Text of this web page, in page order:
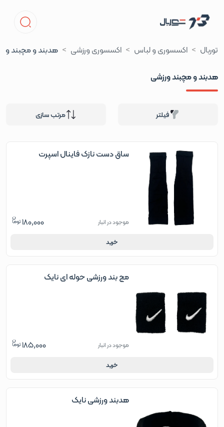
توربال اکسسوری و لباس اکسسوری ورزشی
هدبند و مچبند
هدبند و مچبند ورزشی
فیلتر مرتب سازی
ساق دست نازک فاینال اسپرت
موجود در انبار 180,000
خرید
مچ بند ورزشی حوله ای نایک
موجود در انبار 185,000
خرید
هدبند ورزشی نایک